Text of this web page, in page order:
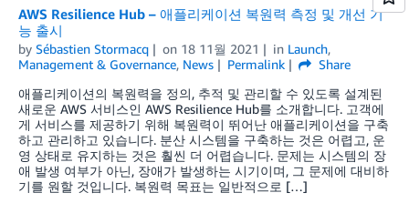
AWS Resilience Hub – 애플리케이션 복원력 측정 및 개선 기
능 출시
by Sébastien Stormacq on 18 11월 2021 in Launch,
Management & Governance, News Permalink
Share
애플리케이션의 복원력을 정의, 추적 및 관리할 수 있도록 설계된
새로운 AWS 서비스인 AWS Resilience Hub를 소개합니다. 고객에
게 서비스를 제공하기 위해 복원력이 뛰어난 애플리케이션을 구축
하고 관리하고 있습니다. 분산 시스템을 구축하는 것은 어렵고, 운
영 상태로 유지하는 것은 훨씬 더 어렵습니다. 문제는 시스템의 장
애 발생 여부가 아닌, 장애가 발생하는 시기이며, 그 문제에 대비하
기를 원할 것입니다. 복원력 목표는 일반적으로 […]